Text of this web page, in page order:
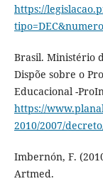
https://
Brasil. Ministério
Dispõe sobre o
Educacional -
https://
2010/2007/
Imbernón, F.
Artmed.